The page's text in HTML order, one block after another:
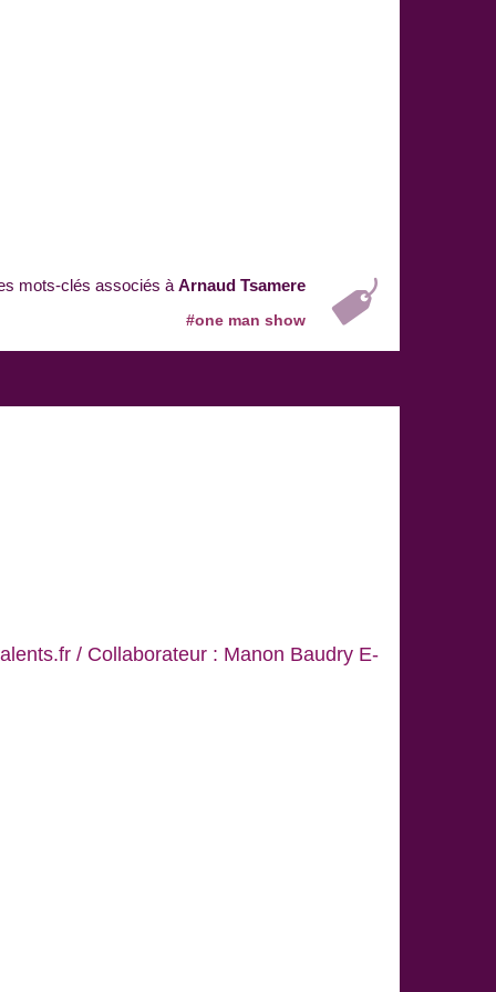
mots-clés associés à Arnaud Tsamere
#one man show
/ Collaborateur : Manon Baudry E-